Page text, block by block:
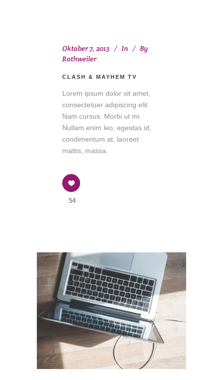
Oktober 7, 2013 In
By
Rothweiler
CLASH & MAYHEM TV
Lorem ipsum dolor sit amet,
consectetuer adipiscing elit.
Nam cursus. Morbi ut mi.
Nullam enim leo, egestas id,
condimentum at, laoreet
mattis, massa.
54